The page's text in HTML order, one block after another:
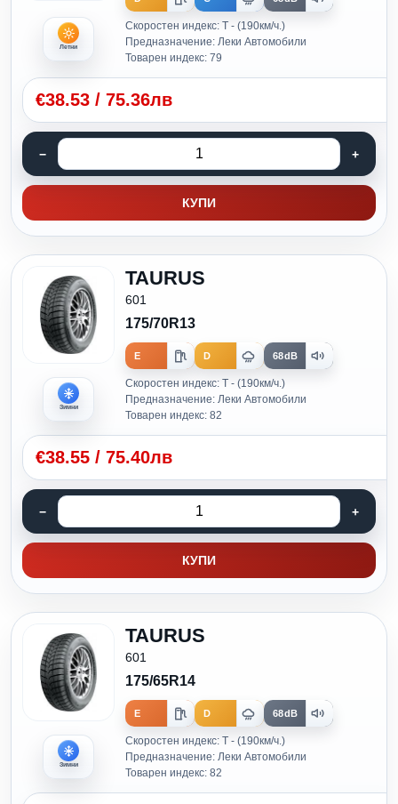
Летни
Скоростен индекс: T - (190км/ч.)
Предназначение: Леки Автомобили
Товарен индекс: 79
€38.53 / 75.36лв
КУПИ
Зимни
TAURUS
601
175/70R13
E D 68dB
Скоростен индекс: T - (190км/ч.)
Предназначение: Леки Автомобили
Товарен индекс: 82
€38.55 / 75.40лв
КУПИ
Зимни
TAURUS
601
175/65R14
E D 68dB
Скоростен индекс: T - (190км/ч.)
Предназначение: Леки Автомобили
Товарен индекс: 82